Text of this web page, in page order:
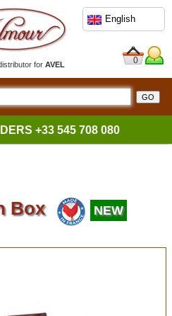
forAVEL
English
0
+33 545 708 080
Box NEW